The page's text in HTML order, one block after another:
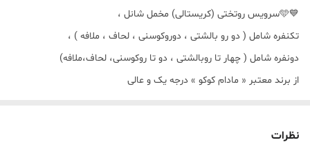
💙🩵سرویس روتختی (کریستالی) مخمل شانل ،
تکنفره شامل ( دو رو بالشتی ، دوروکوسنی ، لحاف ، ملافه ) ،
دونفره شامل ( چهار تا روبالشتی ، دو تا روکوسنی، لحاف،ملافه)
از برند معتبر « مادام کوکو » درجه یک و عالی
نظرات